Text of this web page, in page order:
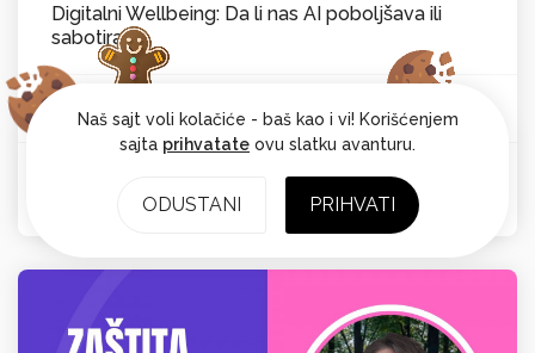
Digitalni Wellbeing: Da li nas AI poboljšava ili
sabotira
Od:
Naš sajt voli kolačiće - baš kao i vi! Korišćenjem
sajta prihvatate ovu slatku avanturu.
ODUSTANI PRIHVATI